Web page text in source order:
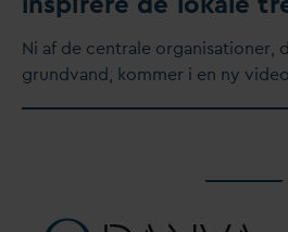
​Ni af de centrale organisationer,
grundvand, kommer i en ny